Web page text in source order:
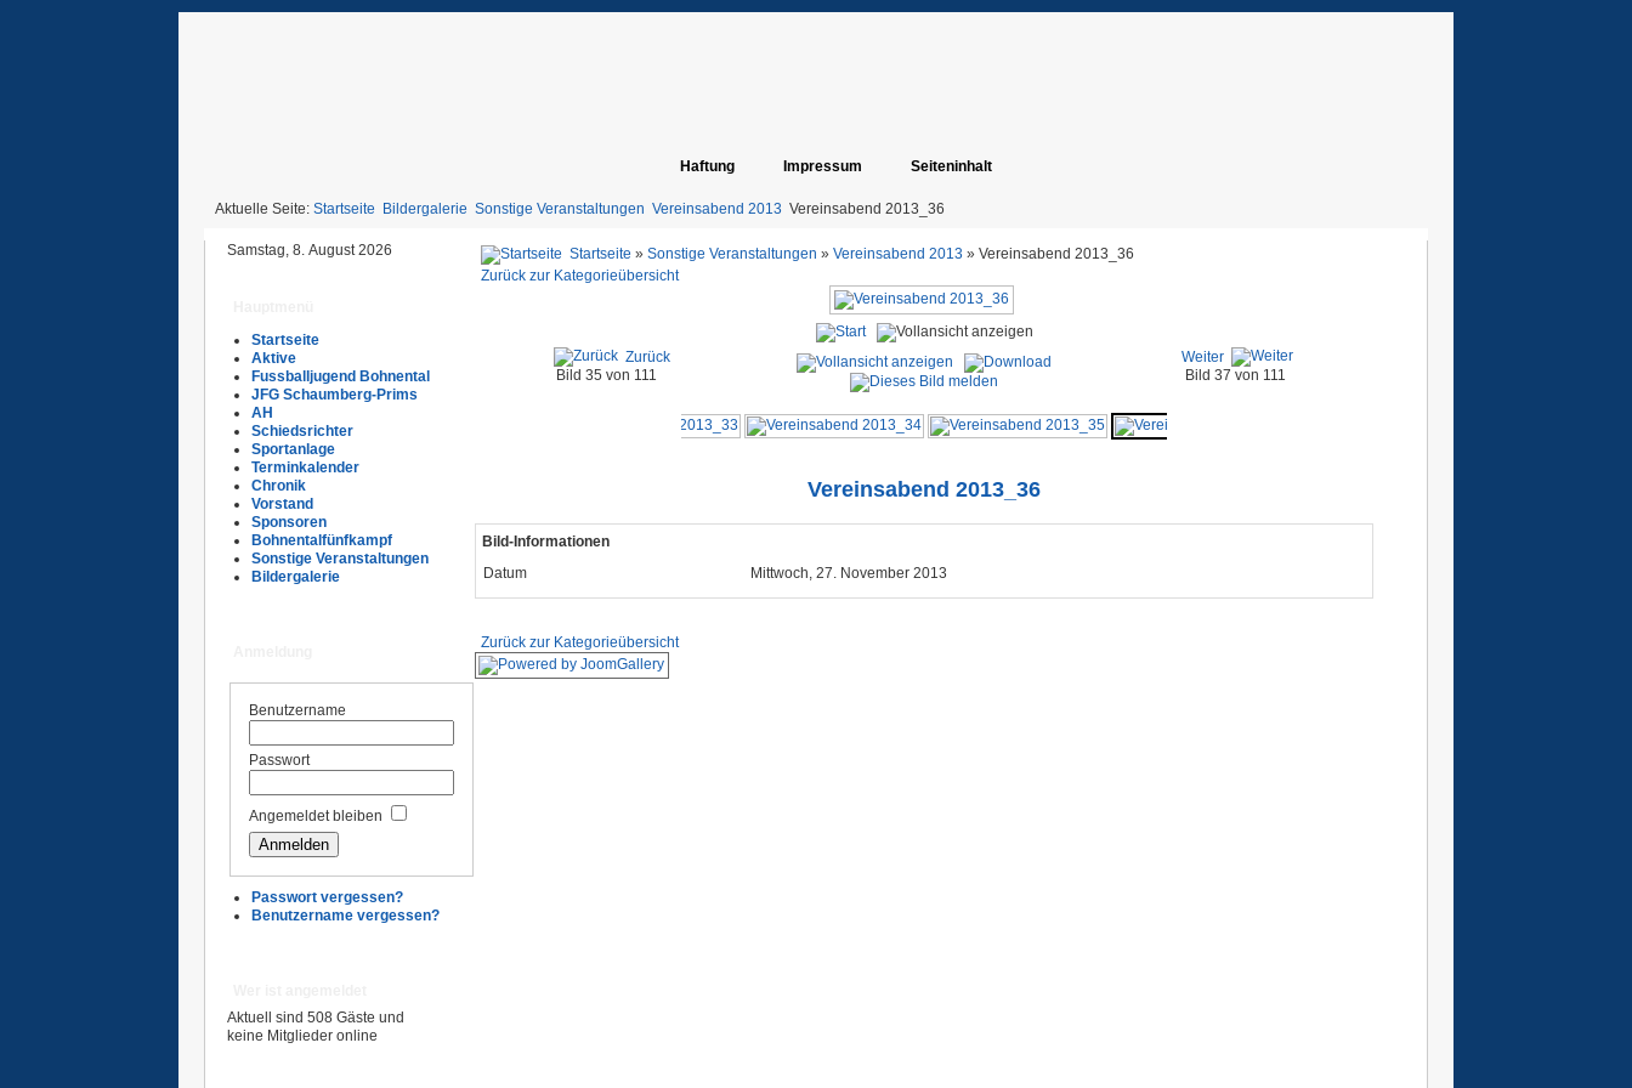
Haftung Impressum Seiteninhalt
Aktuelle Seite: Startseite Bildergalerie Sonstige Veranstaltungen Vereinsabend 2013 Vereinsabend 2013_36
Samstag, 8. August 2026
Startseite
Aktive
Fussballjugend Bohnental
JFG Schaumberg-Prims
AH
Schiedsrichter
Sportanlage
Terminkalender
Chronik
Vorstand
Sponsoren
Bohnentalfünfkampf
Sonstige Veranstaltungen
Bildergalerie
Benutzername
Passwort
Angemeldet bleiben
Passwort vergessen?
Benutzername vergessen?
Aktuell sind 508 Gäste und
keine Mitglieder online
Startseite » Sonstige Veranstaltungen » Vereinsabend 2013 » Vereinsabend 2013_36
Zurück zur Kategorieübersicht
Zurück
Bild 35 von 111
Weiter
Bild 37 von 111
Vereinsabend 2013_36
Bild-Informationen
Datum
Mittwoch, 27. November 2013
Zurück zur Kategorieübersicht